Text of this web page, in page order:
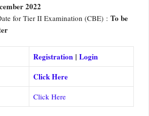
2022
for Tier II Examination (CBE) : To be
Registration | Login
Click Here
Click Here